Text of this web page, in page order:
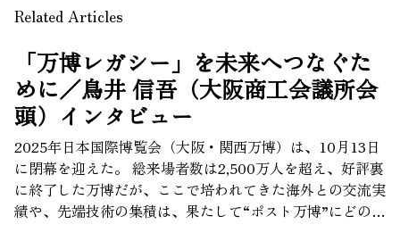
Related Articles
「万博レガシー」を未来へつなぐた
めに／鳥井 信吾（大阪商工会議所会
頭）インタビュー
2025年日本国際博覧会（大阪・関西万博）は、10月13日
に閉幕を迎えた。 総来場者数は2,500万人を超え、好評裏
に終了した万博だが、ここで培われてきた海外との交流実
績や、先端技術の集積は、果たして“ポスト万博”にどのよ